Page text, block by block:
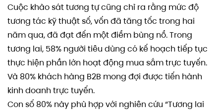
Cuộc khảo sát tương tự cũng chỉ ra rằng mức độ
tương tác kỹ thuật số, vốn đã tăng tốc trong hai
năm qua, đã đạt đến một điểm bùng nổ. Trong
tương lai, 58% người tiêu dùng có kế hoạch tiếp tục
thực hiện phần lớn hoạt động mua sắm trực tuyến.
Và 80% khách hàng B2B mong đợi được tiến hành
kinh doanh trực tuyến.
Con số 80% này phù hợp với nghiên cứu “Tương lai